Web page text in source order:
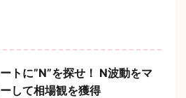
トに”N”を探せ！ N波動をマ
して相場観を獲得